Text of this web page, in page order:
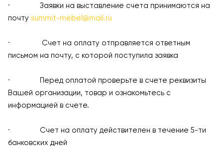
· Заявки на выставление счета принимаются на
почту summit-mebel@mail.ru
· Счет на оплату отправляется ответным
письмом на почту, с которой поступила заявка
· Перед оплатой проверьте в счете реквизиты
Вашей организации, товар и ознакомьтесь с
информацией в счете.
· Счет на оплату действителен в течение 5-ти
банковских дней